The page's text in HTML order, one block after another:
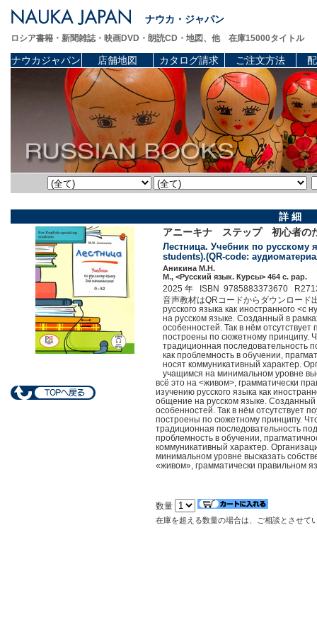
ナウカ・ジャパン
ロシア書籍・新聞雑誌・映画DVD・朗読CD・地図、他 在庫15000タイトル
ナウカジャパン 店舗地図 カタログ請求 ご注文方法
詳 細
アニーキナ ステップ 初心者の
Лестница. Учебник по
students).(QR-code:
Аникина М.Н.
М., <Русский язык. Курсы> 464 c. pap.
2025 年 ISBN 9785883373670
音声教材はQRコードからダウンロード
русского языка как иностранного
на русском языке. Созданный в
особенностей. Так в нём
построены по сюжетному принципу.
традиционная последовательность
как проблемность в обучении,
носят коммуникативный характер.
учащимся на минимальном уровне
всё это на <живом>, грамматически
изучению русского языка как
общение на русском языке. Созданный
особенностей. Так в нём отсутствует
построены по сюжетному принципу.
традиционная последовательность
проблемность в обучении,
коммуникативный характер.
минимальном уровне высказать
«живом», грамматически правильном
数量
在庫を超える数量の場合は、ご相談とさせて